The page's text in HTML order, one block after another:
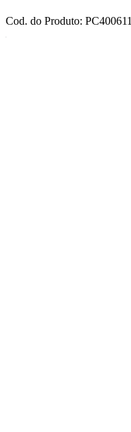
Cod. do Produto: PC400611